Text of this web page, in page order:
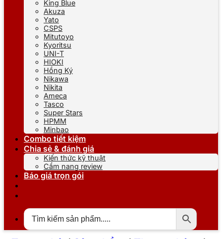
King Blue
Akuza
Yato
CSPS
Mitutoyo
Kyoritsu
UNI-T
HIOKI
Hồng Ký
Nikawa
Nikita
Ameca
Tasco
Super Stars
HPMM
Minbao
Combo tiết kiệm
Chia sẻ & đánh giá
Kiến thức kỹ thuật
Cẩm nang review
Báo giá trọn gói